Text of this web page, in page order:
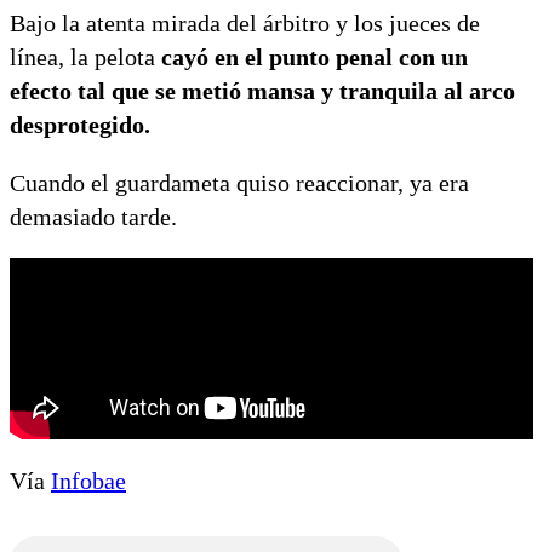
Bajo la atenta mirada del árbitro y los jueces de
línea, la pelota cayó en el punto penal con un
efecto tal que se metió mansa y tranquila al arco
desprotegido.
Cuando el guardameta quiso reaccionar, ya era
demasiado tarde.
Vía Infobae